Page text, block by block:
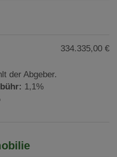
334.335,00 €
der Abgeber.
1,1%